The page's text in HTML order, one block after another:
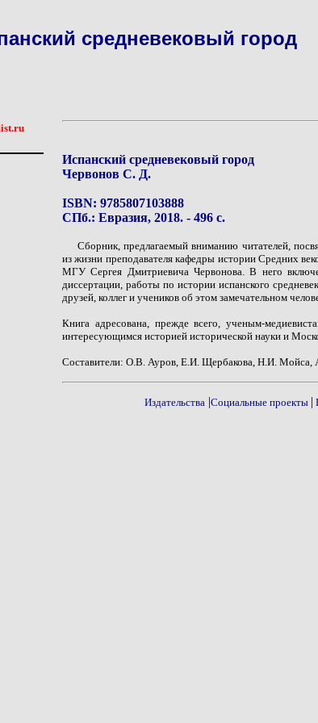
средневековый город
Испанский средневековый город
Червонов С. Д.
ISBN: 9785807103888
СПб.: Евразия, 2018. - 496 с.
Сборник, предлагаемый вниманию читателей,
из жизни преподавателя кафедры истории Средних
МГУ Сергея Дмитриевича Червонова. В него
диссертации, работы по истории испанского
друзей, коллег и учеников об этом замечательном
Книга адресована, прежде всего, ученым-
интересующимся историей исторической науки и
Составители: О.В. Ауров, Е.И. Щербакова, Н.И. Мойса,
Издательства |Социальные проекты |